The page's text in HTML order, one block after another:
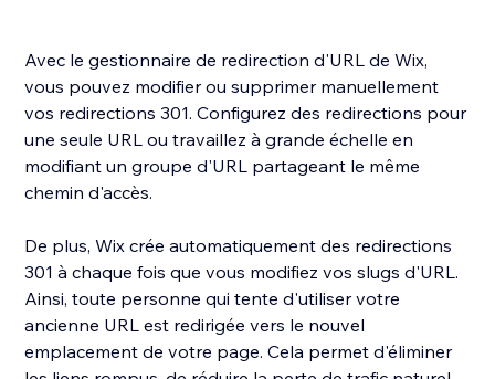
Avec le gestionnaire de redirection d'URL de Wix,
vous pouvez modifier ou supprimer manuellement
vos redirections 301. Configurez des redirections pour
une seule URL ou travaillez à grande échelle en
modifiant un groupe d'URL partageant le même
chemin d'accès.
De plus, Wix crée automatiquement des redirections
301 à chaque fois que vous modifiez vos slugs d'URL.
Ainsi, toute personne qui tente d'utiliser votre
ancienne URL est redirigée vers le nouvel
emplacement de votre page. Cela permet d'éliminer